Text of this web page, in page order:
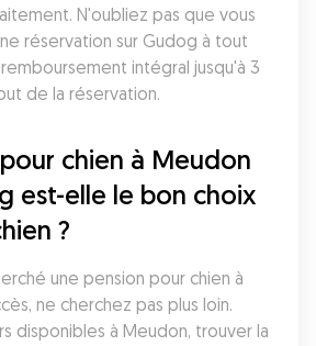
N'oubliez pas que vous
réservation sur Gudog à tout
intégral jusqu'à 3
de la réservation.
chien à Meudon
est-elle le bon choix
?
une pension pour chien à
ne cherchez pas plus loin.
disponibles à Meudon, trouver la